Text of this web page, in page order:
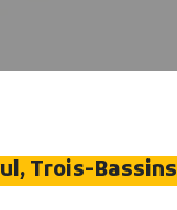
Trois-Bassins